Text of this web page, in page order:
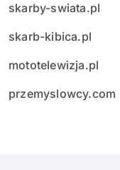
skarby-swiata.pl
skarb-kibica.pl
mototelewizja.pl
przemyslowcy.com